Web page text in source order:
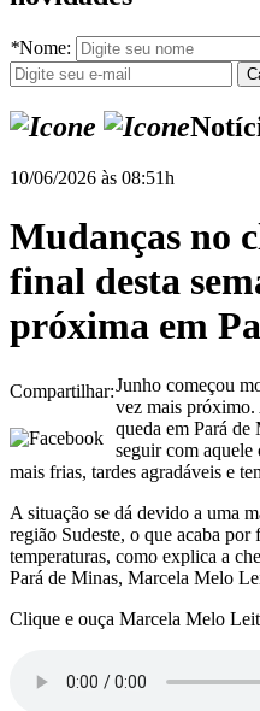
*Nome:
10/06/2026 às 08:51h
Mudanças no
final desta
próxima em
Compartilhar:Junho começou
vez mais próximo.
queda em Pará
seguir com aquele
mais frias, tardes agradáveis e
A situação se dá devido a uma
região Sudeste, o que acaba por
temperaturas, como explica a
Pará de Minas, Marcela Melo
Clique e ouça Marcela Melo